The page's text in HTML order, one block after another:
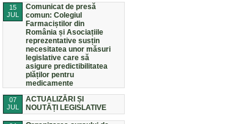
15
JUL
Comunicat de presă
comun: Colegiul
Farmaciștilor din
România și Asociațiile
reprezentative susțin
necesitatea unor măsuri
legislative care să
asigure predictibilitatea
plăților pentru
medicamente
07
JUL
ACTUALIZĂRI ȘI
NOUTĂȚI LEGISLATIVE